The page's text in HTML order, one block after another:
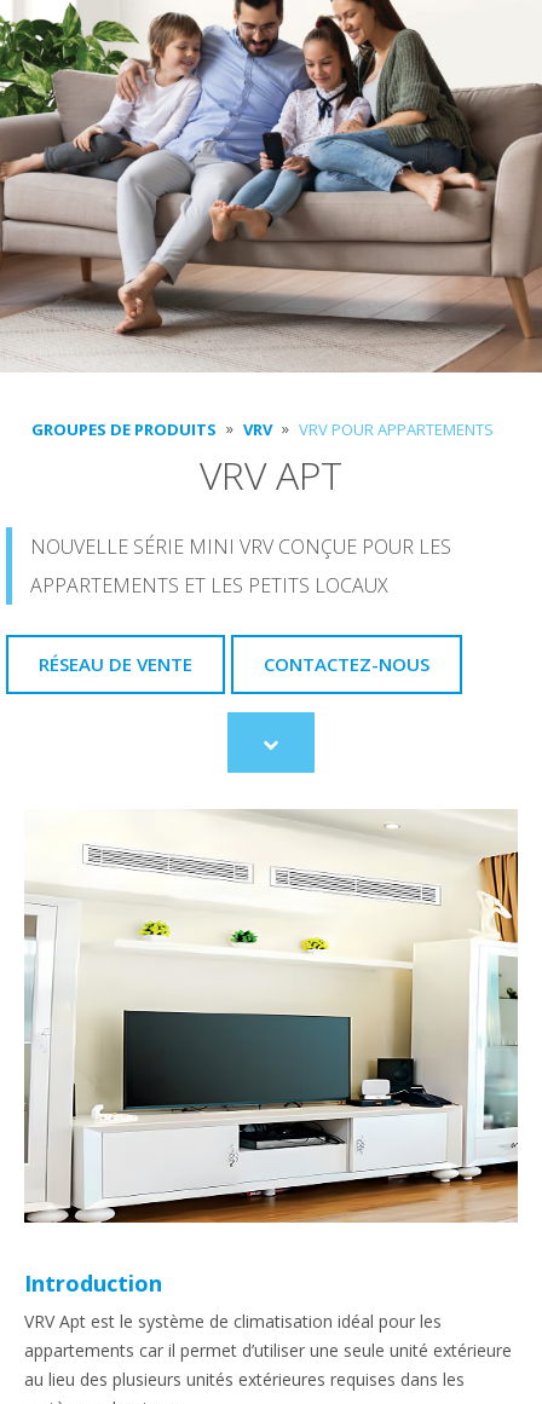
GROUPES DE PRODUITS VRV VRV POUR APPARTEMENTS
VRV APT
NOUVELLE SÉRIE MINI VRV CONÇUE POUR LES
APPARTEMENTS ET LES PETITS LOCAUX
RÉSEAU DE VENTE CONTACTEZ-NOUS
Scroll
to
Introduction
VRV Apt est le système de climatisation idéal pour les
appartements car il permet d’utiliser une seule unité extérieure
au lieu des plusieurs unités extérieures requises dans les